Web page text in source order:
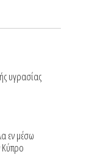
υγρασίας
εν μέσω
Κύπρο